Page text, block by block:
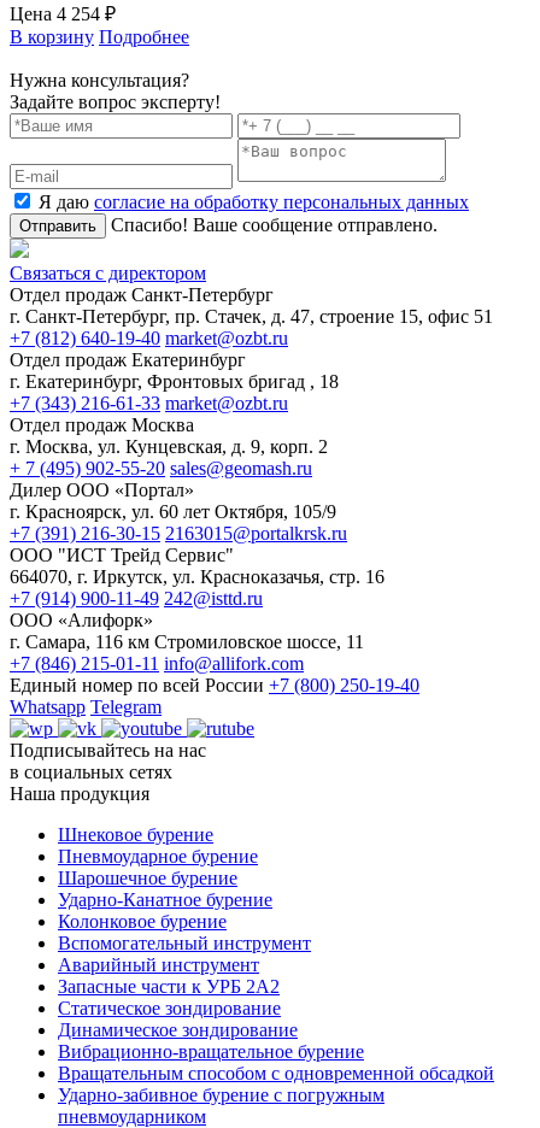
Цена 4 254 ₽
В корзину Подробнее
Нужна консультация?
Задайте вопрос эксперту!
Я даю согласие на обработку персональных данных
Отправить Спасибо! Ваше сообщение отправлено.
Связаться с директором
Отдел продаж Санкт-Петербург
г. Санкт-Петербург, пр. Стачек, д. 47, строение 15, офис 51
+7 (812) 640-19-40 market@ozbt.ru
Отдел продаж Екатеринбург
г. Екатеринбург, Фронтовых бригад , 18
+7 (343) 216-61-33 market@ozbt.ru
Отдел продаж Москва
г. Москва, ул. Кунцевская, д. 9, корп. 2
+ 7 (495) 902-55-20 sales@geomash.ru
Дилер ООО «Портал»
г. Красноярск, ул. 60 лет Октября, 105/9
+7 (391) 216-30-15 2163015@portalkrsk.ru
ООО "ИСТ Трейд Сервис"
664070, г. Иркутск, ул. Красноказачья, стр. 16
+7 (914) 900-11-49 242@isttd.ru
ООО «Алифорк»
г. Самара, 116 км Стромиловское шоссе, 11
+7 (846) 215-01-11 info@allifork.com
Единый номер по всей России +7 (800) 250-19-40
Whatsapp Telegram
Подписывайтесь на нас
в социальных сетях
Наша продукция
Шнековое бурение
Пневмоударное бурение
Шарошечное бурение
Ударно-Канатное бурение
Колонковое бурение
Вспомогательный инструмент
Аварийный инструмент
Запасные части к УРБ 2А2
Статическое зондирование
Динамическое зондирование
Вибрационно-вращательное бурение
Вращательным способом с одновременной обсадкой
Ударно-забивное бурение с погружным
пневмоударником